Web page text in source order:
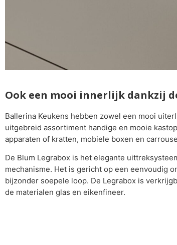
Ook een mooi innerlijk dankzij
Ballerina Keukens hebben zowel een mooi
uitgebreid assortiment handige en mooie
apparaten of kratten, mobiele boxen en
De Blum Legrabox is het elegante
mechanisme. Het is gericht op een eenvoudig
bijzonder soepele loop. De Legrabox is
de materialen glas en eikenfineer.